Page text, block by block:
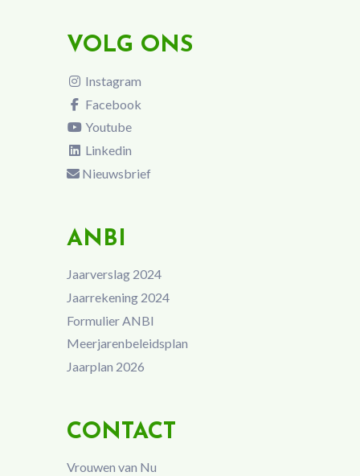
VOLG ONS
Instagram
Facebook
Youtube
Linkedin
Nieuwsbrief
ANBI
Jaarverslag 2024
Jaarrekening 2024
Formulier ANBI
Meerjarenbeleidsplan
Jaarplan 2026
CONTACT
Vrouwen van Nu